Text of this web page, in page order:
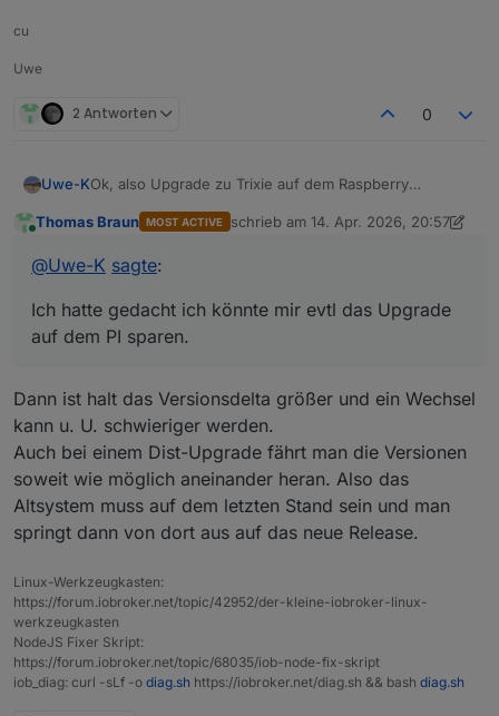
cu
Uwe
2 Antworten 0
Uwe-KOk, also Upgrade zu Trixie auf dem Raspberry
Dann die neue Hardware auch auf den gleichen OS ,
Ich hatte gedacht ich könnte mir evtl das Upgrade auf
aber gleiche IOB, Debmatic etc version wie auf dem PI,
HW einspielen
Thomas Braun MOST ACTIVE schrieb am 14. Apr. 2026, 20:57
zuletzt editiert von Thomas Braun
@Uwe-K sagte:
Ich hatte gedacht ich könnte mir evtl das Upgrade
auf dem PI sparen.
Dann ist halt das Versionsdelta größer und ein Wechsel
kann u. U. schwieriger werden.
Auch bei einem Dist-Upgrade fährt man die Versionen
soweit wie möglich aneinander heran. Also das
Altsystem muss auf dem letzten Stand sein und man
springt dann von dort aus auf das neue Release.
Linux-Werkzeugkasten:
https://forum.iobroker.net/topic/42952/der-kleine-iobroker-linux-
werkzeugkasten
NodeJS Fixer Skript:
https://forum.iobroker.net/topic/68035/iob-node-fix-skript
iob_diag: curl -sLf -o diag.sh https://iobroker.net/diag.sh && bash diag.sh